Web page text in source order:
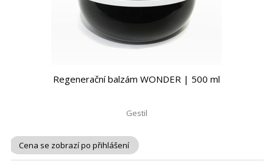
Regenerační balzám WONDER | 500 ml
Gestil
Cena se zobrazí po přihlášení